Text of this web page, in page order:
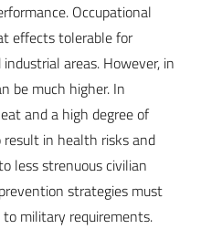
Occupational
effects tolerable for
areas. However, in
be much higher. In
and a high degree of
in health risks and
less strenuous civilian
strategies must
military requirements.